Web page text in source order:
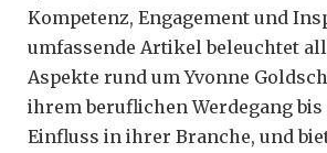
Kompetenz, Engagement und
umfassende Artikel beleuchtet
Aspekte rund um Yvonne
ihrem beruflichen Werdegang
Einfluss in ihrer Branche, und